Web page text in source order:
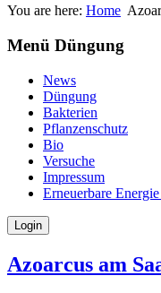
You are here: Home
Menü Düngung
News
Düngung
Bakterien
Pflanzenschutz
Bio
Versuche
Impressum
Erneuerbare
Login
Azoarcus am